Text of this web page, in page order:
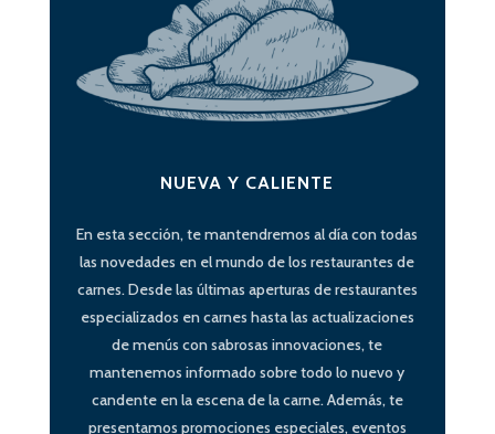
NUEVA Y CALIENTE
En esta sección, te mantendremos al día con todas
las novedades en el mundo de los restaurantes de
carnes. Desde las últimas aperturas de restaurantes
especializados en carnes hasta las actualizaciones
de menús con sabrosas innovaciones, te
mantenemos informado sobre todo lo nuevo y
candente en la escena de la carne. Además, te
presentamos promociones especiales, eventos